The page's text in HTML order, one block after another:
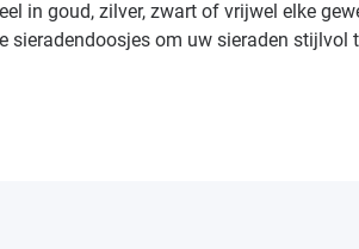
goud, zilver, zwart of vrijwel elke
om uw sieraden stijlvol